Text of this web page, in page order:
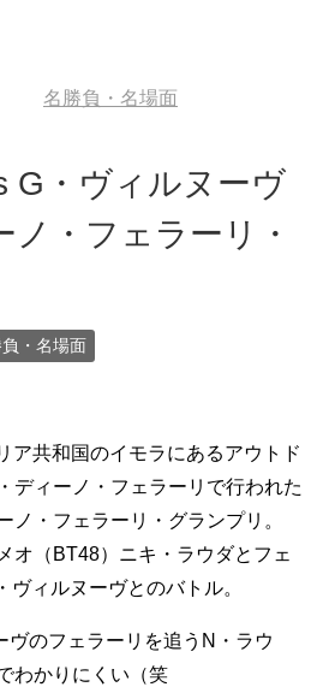
名勝負・名場面
G・ヴィルヌーヴ
ノ・フェラーリ・
・名場面
ア共和国のイモラにあるアウトド
ディーノ・フェラーリで行われた
ノ・フェラーリ・グランプリ。
オ（BT48）ニキ・ラウダとフェ
ィルヌーヴとのバトル。
ヴのフェラーリを追うN・ラウ
わかりにくい（笑